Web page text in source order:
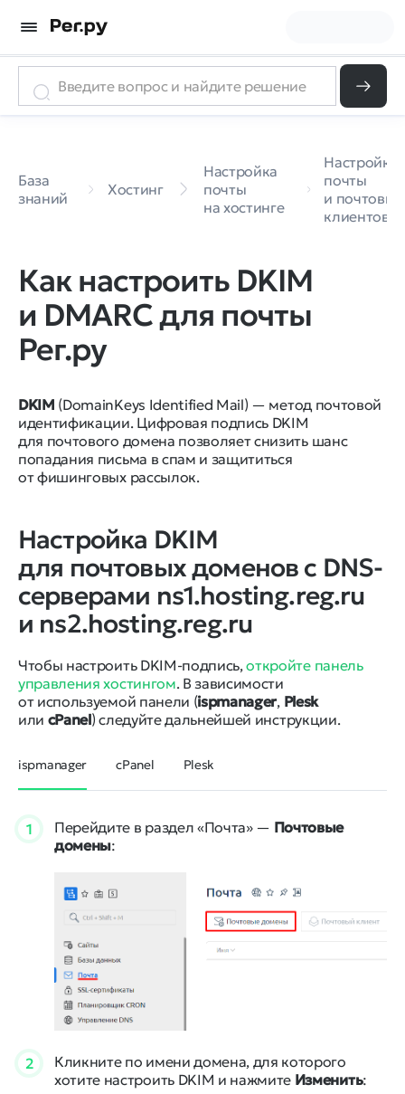
База
знаний
Хостинг
Настройка
почты
на хостинге
Настройка
почты
и почтовых
клиентов
Как настроить DKIM
и DMARC для почты
Рег.ру
DKIM (DomainKeys Identified Mail) — метод почтовой
идентификации. Цифровая подпись DKIM
для почтового домена позволяет снизить шанс
попадания письма в спам и защититься
от фишинговых рассылок.
Настройка DKIM
для почтовых доменов с DNS-
серверами ns1.hosting.reg.ru
и ns2.hosting.reg.ru
Чтобы настроить DKIM-подпись,откройте панель
управления хостингом. В зависимости
от используемой панели (ispmanager, Plesk
или cPanel) следуйте дальнейшей инструкции.
ispmanager cPanel Plesk
1 Перейдите в раздел «Почта» — Почтовые
домены:
2
Кликните по имени домена, для которого
хотите настроить DKIM и нажмите Изменить: